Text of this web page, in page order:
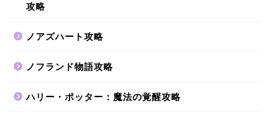
攻略
ノアズハート攻略
ノフランド物語攻略
ハリー・ポッター：魔法の覚醒攻略